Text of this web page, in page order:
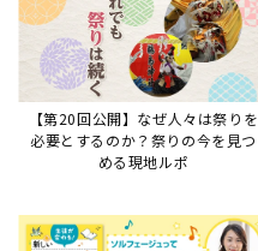
【第20回公開】なぜ人々は祭りを
必要とするのか？祭りの今を見つ
める現地ルポ